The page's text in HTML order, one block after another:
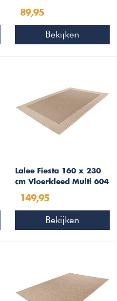
89,95
Bekijken
Lalee Fiesta 160 x 230
cm Vloerkleed Multi 604
149,95
Bekijken